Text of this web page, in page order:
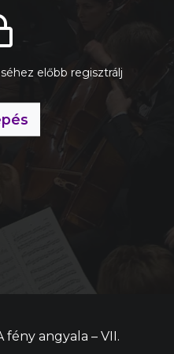
előbb regisztrálj
fény angyala – VII.